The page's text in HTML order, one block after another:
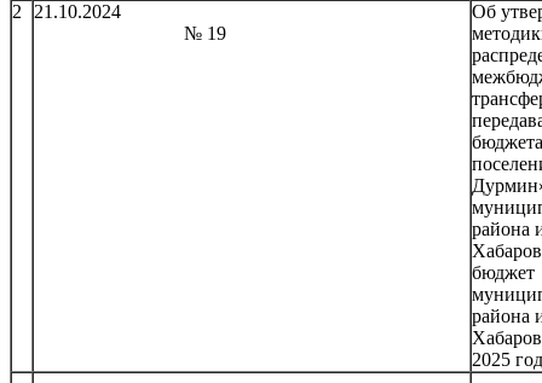
2
21.10.2024
№ 19
Об
района
бюджет
района
2025 год